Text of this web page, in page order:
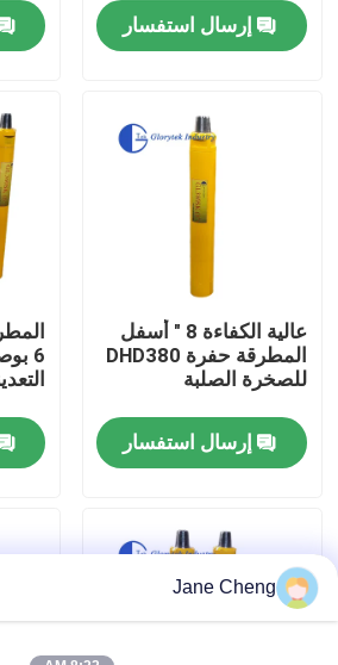
منتجات
معلومات عنا
جولة في المعمل
رقابة جودة
أخبار
حالات
آلات الحفر
إرسال استفسار
عالية الكفاءة 8 " أسفل
المطرقة حفرة DHD380
للصخرة الصلبة
إرسال استفسار
Jane Cheng